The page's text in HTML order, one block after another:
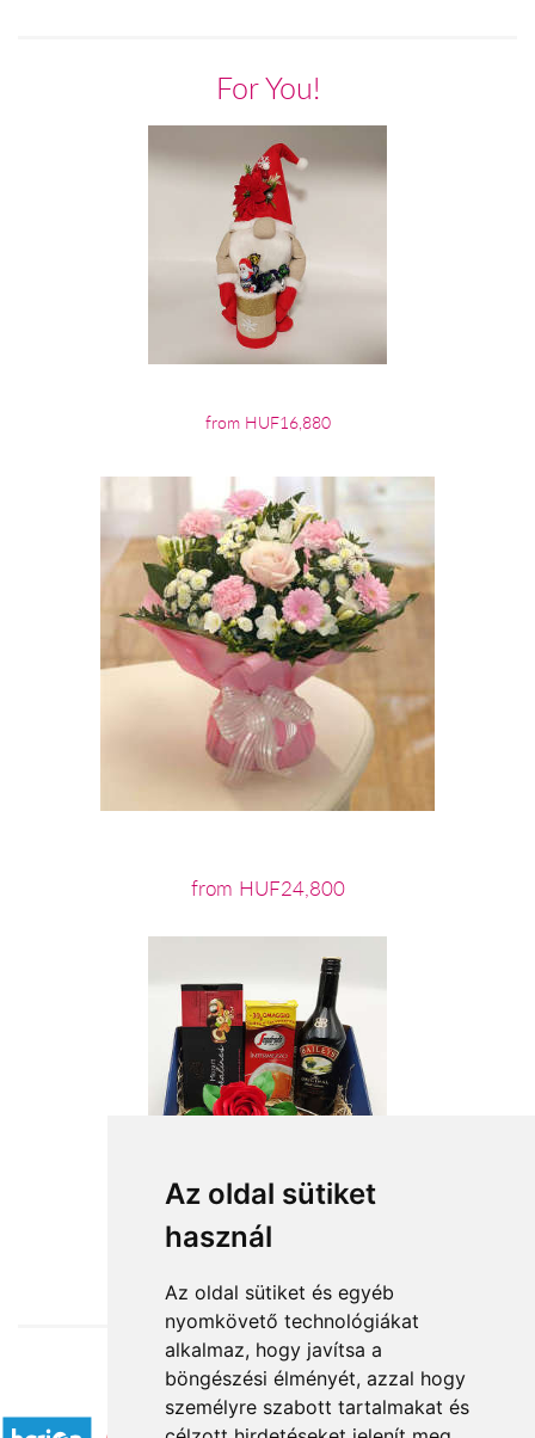
Az oldal sütiket
használ
Az oldal sütiket és egyéb
nyomkövető technológiákat
alkalmaz, hogy javítsa a
böngészési élményét, azzal hogy
személyre szabott tartalmakat és
For You!
from HUF16,880
from HUF24,800
from HUF21,320
Accepted payment methods